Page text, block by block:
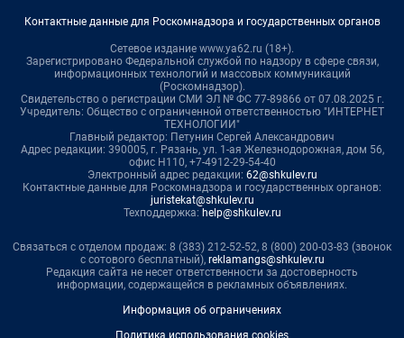
Контактные данные для Роскомнадзора и государственных органов
Сетевое издание www.ya62.ru (18+).
Зарегистрировано Федеральной службой по надзору в сфере связи,
информационных технологий и массовых коммуникаций
(Роскомнадзор).
Свидетельство о регистрации СМИ ЭЛ № ФС 77-89866 от 07.08.2025 г.
Учредитель: Общество с ограниченной ответственностью "ИНТЕРНЕТ
ТЕХНОЛОГИИ"
Главный редактор: Петунин Сергей Александрович
Адрес редакции: 390005, г. Рязань, ул. 1-ая Железнодорожная, дом 56,
офис Н110, +7-4912-29-54-40
Электронный адрес редакции: 62@shkulev.ru
Контактные данные для Роскомнадзора и государственных органов:
juristekat@shkulev.ru
Техподдержка: help@shkulev.ru
Связаться с отделом продаж: 8 (383) 212-52-52, 8 (800) 200-03-83 (звонок
с сотового бесплатный), reklamangs@shkulev.ru
Редакция сайта не несет ответственности за достоверность
информации, содержащейся в рекламных объявлениях.
Информация об ограничениях
Политика использования cookies